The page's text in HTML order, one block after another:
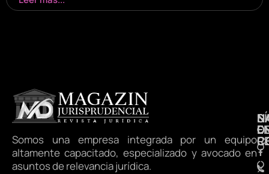
Somos una empresa integrada por un equipo
altamente capacitado, especializado y avocado en
asuntos de relevancia jurídica.